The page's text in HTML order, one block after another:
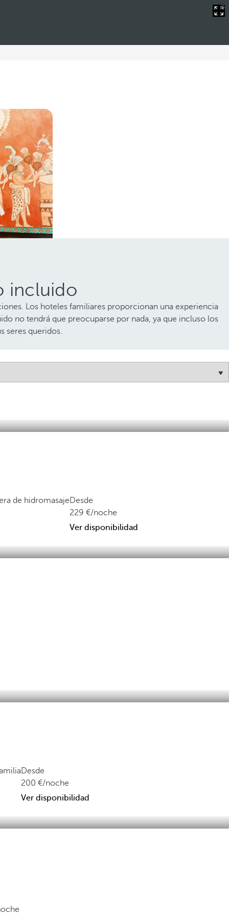
incluido
incluido
Los hoteles familiares proporcionan una experiencia
no tendrá que preocuparse por nada, ya que incluso los
seres queridos.
de hidromasajeDesde
229
/noche
Ver disponibilidad
Desde
200
/noche
Ver disponibilidad